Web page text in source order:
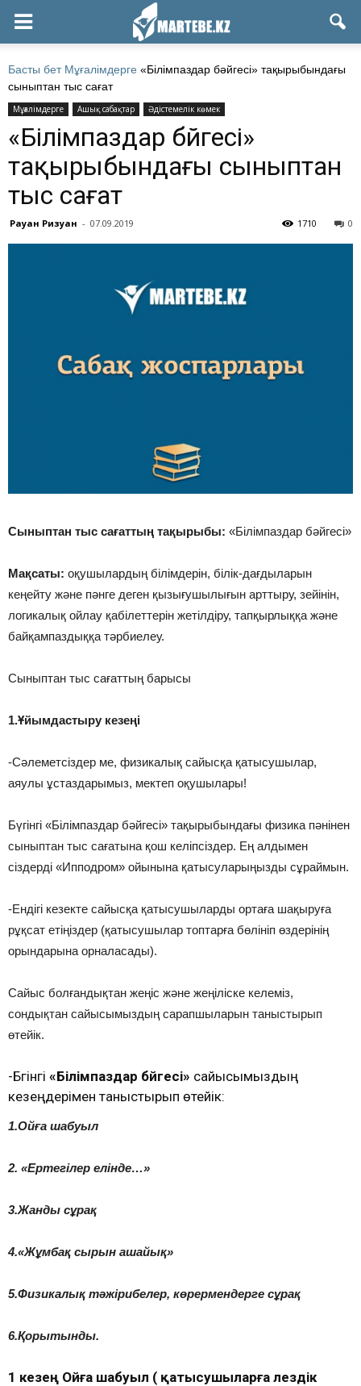
Басты бет Мұғалімдерге «Білімпаздар бәйгесі» тақырыбындағы
сыныптан тыс сағат
Мұғалімдерге Ашық сабақтар Әдістемелік көмек
«Білімпаздар бәйгесі»
тақырыбындағы сыныптан
тыс сағат
Рауан Ризуан - 07.09.2019 0
1710
Сыныптан тыс сағаттың тақырыбы: «Білімпаздар бәйгесі»
Мақсаты: оқушылардың білімдерін, білік-дағдыларын
кеңейту және пәнге деген қызығушылығын арттыру, зейінін,
логикалық ойлау қабілеттерін жетілдіру, тапқырлыққа және
байқампаздыққа тәрбиелеу.
Сыныптан тыс сағаттың барысы
1.Ұйымдастыру кезеңі
-Сәлеметсіздер ме, физикалық сайысқа қатысушылар,
аяулы ұстаздарымыз, мектеп оқушылары!
Бүгінгі «Білімпаздар бәйгесі» тақырыбындағы физика пәнінен
сыныптан тыс сағатына қош келіпсіздер. Ең алдымен
сіздерді «Ипподром» ойынына қатысуларыңызды сұраймын.
-Ендігі кезекте сайысқа қатысушыларды ортаға шақыруға
рұқсат етіңіздер (қатысушылар топтарға бөлініп өздерінің
орындарына орналасады).
Сайыс болғандықтан жеңіс және жеңіліске келеміз,
сондықтан сайысымыздың сарапшыларын таныстырып
өтейік.
-Бүгінгі «Білімпаздар бәйгесі» сайысымыздың
кезеңдерімен таныстырып өтейік:
1.Ойға шабуыл
2. «Ертегілер елінде…»
3.Жанды сұрақ
4.«Жұмбақ сырын ашайық»
5.Физикалық тәжірибелер, көрермендерге сұрақ
6.Қорытынды.
1 кезең Ойға шабуыл ( қатысушыларға лездік